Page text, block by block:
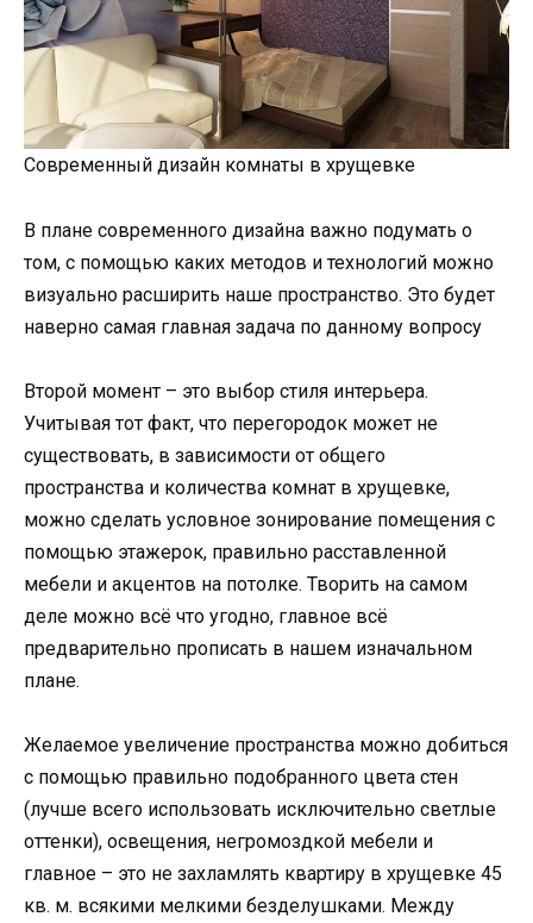
Современный дизайн комнаты в хрущевке
В плане современного дизайна важно подумать о
том, с помощью каких методов и технологий можно
визуально расширить наше пространство. Это будет
наверно самая главная задача по данному вопросу
Второй момент – это выбор стиля интерьера.
Учитывая тот факт, что перегородок может не
существовать, в зависимости от общего
пространства и количества комнат в хрущевке,
можно сделать условное зонирование помещения с
помощью этажерок, правильно расставленной
мебели и акцентов на потолке. Творить на самом
деле можно всё что угодно, главное всё
предварительно прописать в нашем изначальном
плане.
Желаемое увеличение пространства можно добиться
с помощью правильно подобранного цвета стен
(лучше всего использовать исключительно светлые
оттенки), освещения, негромоздкой мебели и
главное – это не захламлять квартиру в хрущевке 45
кв. м. всякими мелкими безделушками. Между